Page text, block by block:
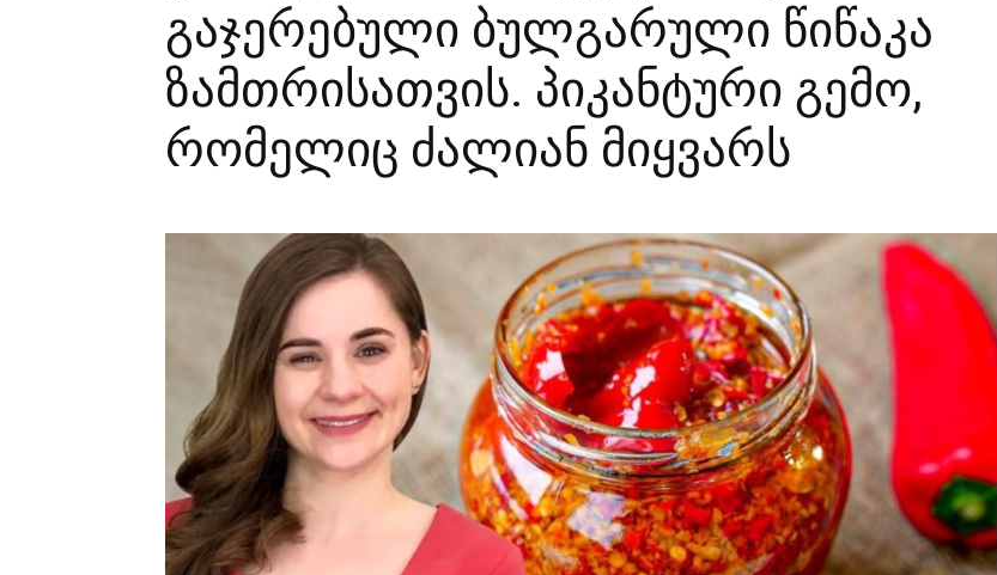
გაჯერებული ბულგარული წიწაკა
ზამთრისათვის. პიკანტური გემო,
რომელიც ძალიან მიყვარს